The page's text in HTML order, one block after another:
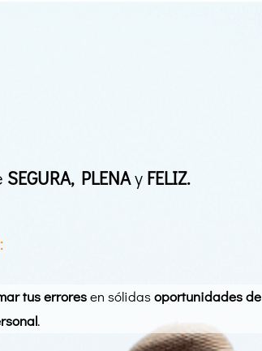
SEGURA, PLENAy FELIZ.
tus erroresen sólidasoportunidades de
.